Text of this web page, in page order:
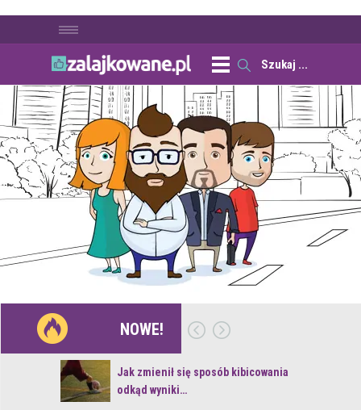
NOWE!
Jak zmienił się sposób kibicowania
odkąd wyniki…